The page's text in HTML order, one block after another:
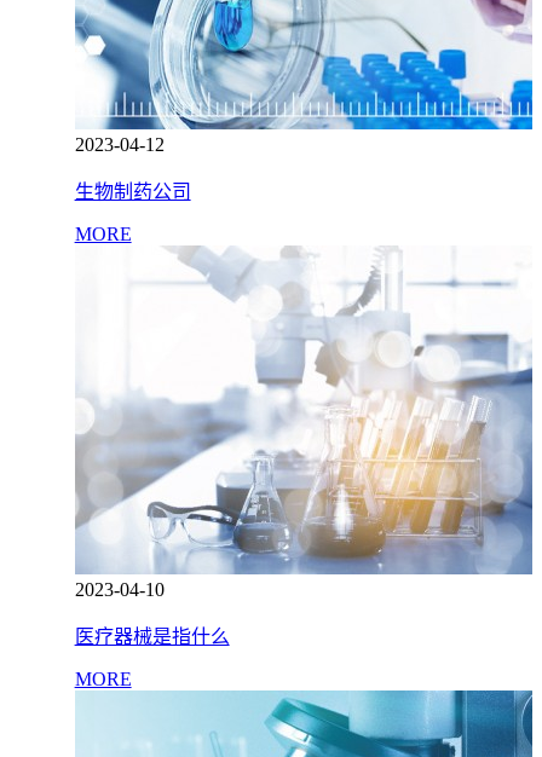
2023-04-12
生物制药公司
MORE
2023-04-10
医疗器械是指什么
MORE